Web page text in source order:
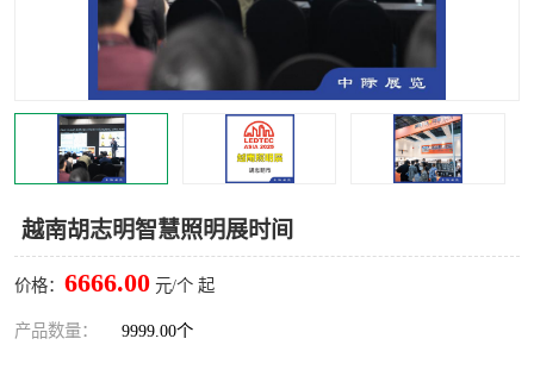
越南胡志明智慧照明展时间
价格： 6666.00 元/个 起
产品数量： 9999.00个